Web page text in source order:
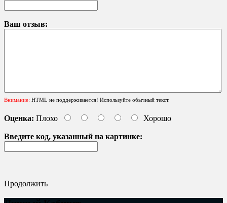
Ваш отзыв:
Внимание: HTML не поддерживается! Используйте обычный текст.
Оценка: Плохо Хорошо
Введите код, указанный на картинке:
Продолжить